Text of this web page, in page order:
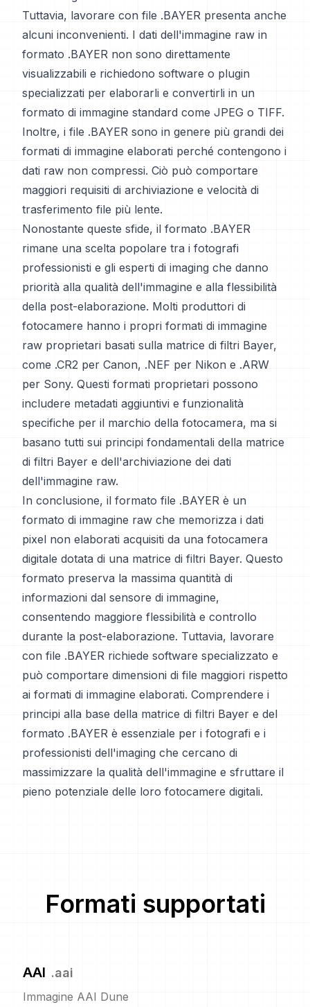
Tuttavia, lavorare con file .BAYER presenta anche
alcuni inconvenienti. I dati dell'immagine raw in
formato .BAYER non sono direttamente
visualizzabili e richiedono software o plugin
specializzati per elaborarli e convertirli in un
formato di immagine standard come JPEG o TIFF.
Inoltre, i file .BAYER sono in genere più grandi dei
formati di immagine elaborati perché contengono i
dati raw non compressi. Ciò può comportare
maggiori requisiti di archiviazione e velocità di
trasferimento file più lente.
Nonostante queste sfide, il formato .BAYER
rimane una scelta popolare tra i fotografi
professionisti e gli esperti di imaging che danno
priorità alla qualità dell'immagine e alla flessibilità
della post-elaborazione. Molti produttori di
fotocamere hanno i propri formati di immagine
raw proprietari basati sulla matrice di filtri Bayer,
come .CR2 per Canon, .NEF per Nikon e .ARW
per Sony. Questi formati proprietari possono
includere metadati aggiuntivi e funzionalità
specifiche per il marchio della fotocamera, ma si
basano tutti sui principi fondamentali della matrice
di filtri Bayer e dell'archiviazione dei dati
dell'immagine raw.
In conclusione, il formato file .BAYER è un
formato di immagine raw che memorizza i dati
pixel non elaborati acquisiti da una fotocamera
digitale dotata di una matrice di filtri Bayer. Questo
formato preserva la massima quantità di
informazioni dal sensore di immagine,
consentendo maggiore flessibilità e controllo
durante la post-elaborazione. Tuttavia, lavorare
con file .BAYER richiede software specializzato e
può comportare dimensioni di file maggiori rispetto
ai formati di immagine elaborati. Comprendere i
principi alla base della matrice di filtri Bayer e del
formato .BAYER è essenziale per i fotografi e i
professionisti dell'imaging che cercano di
massimizzare la qualità dell'immagine e sfruttare il
pieno potenziale delle loro fotocamere digitali.
Formati supportati
AAI .aai
Immagine AAI Dune